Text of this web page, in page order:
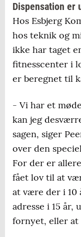
Dispensation er
Hos Esbjerg
hos teknik og
ikke har taget
fitnesscenter i
er beregnet til
- Vi har et
kan jeg
sagen, siger
over den
For der er
fået lov til at
at være der i 10
adresse i 15 år,
fornyet, eller